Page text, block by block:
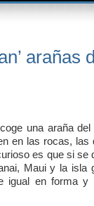
arañas
una araña
en las rocas, las
es que si se
Maui y la isla
igual en forma